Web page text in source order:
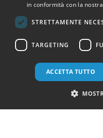
SOCIAL
Diventa un
in conformità con la
STRETTAMENTE
TARGETING
ACCETTA TUTTO